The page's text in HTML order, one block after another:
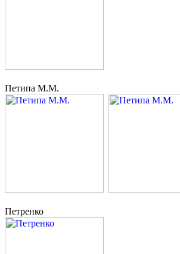
Петипа М.М.
Петренко